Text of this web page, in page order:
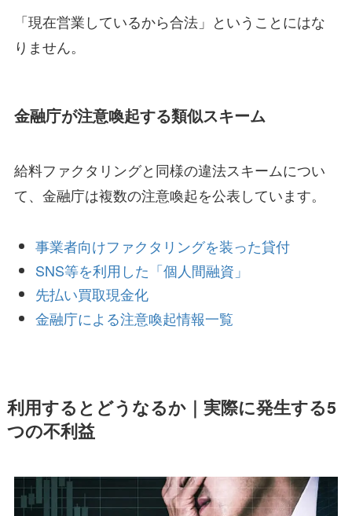
「現在営業しているから合法」ということにはな
りません。
金融庁が注意喚起する類似スキーム
給料ファクタリングと同様の違法スキームについ
て、金融庁は複数の注意喚起を公表しています。
事業者向けファクタリングを装った貸付
SNS等を利用した「個人間融資」
先払い買取現金化
金融庁による注意喚起情報一覧
利用するとどうなるか｜実際に発生する5
つの不利益